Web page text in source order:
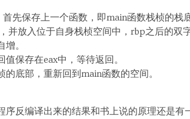
先保存上一个函数，即main函数栈桢的栈
并放入位于自身栈桢空间中，rbp之后的双
。
保存在eax中，等待返回。
的底部，重新回到main函数的空间。
序反编译出来的结果和书上说的原理还是有